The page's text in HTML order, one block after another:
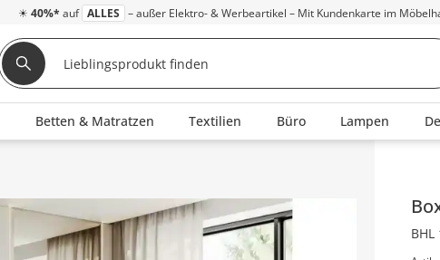
☀ 40%* auf ALLES – außer Elektro- & Werbeartikel – Mit Kundenkarte im
Betten & Matratzen Textilien Büro Lampen